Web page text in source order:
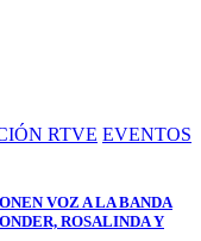
RTVE EVENTOS
VOZ A LA BANDA
ROSALINDA Y